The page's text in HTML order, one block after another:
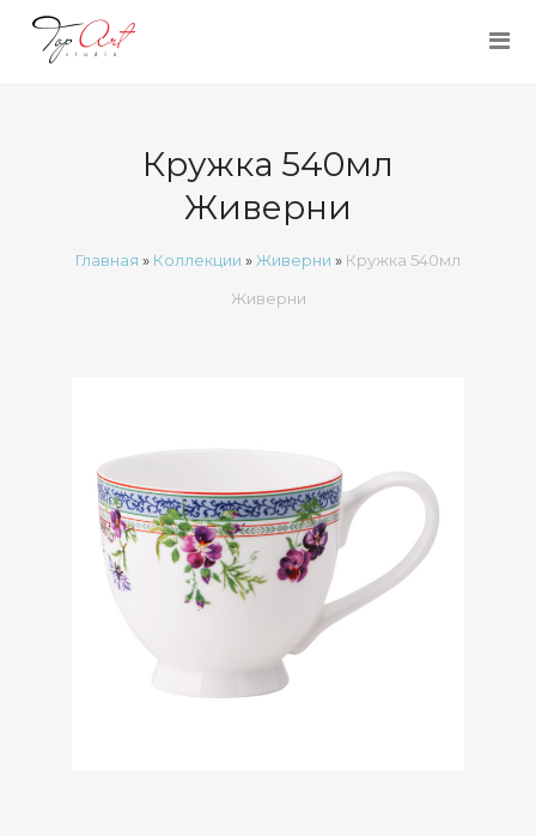
Кружка 540мл
Живерни
Главная » Коллекции »Живерни » Кружка 540мл
Живерни